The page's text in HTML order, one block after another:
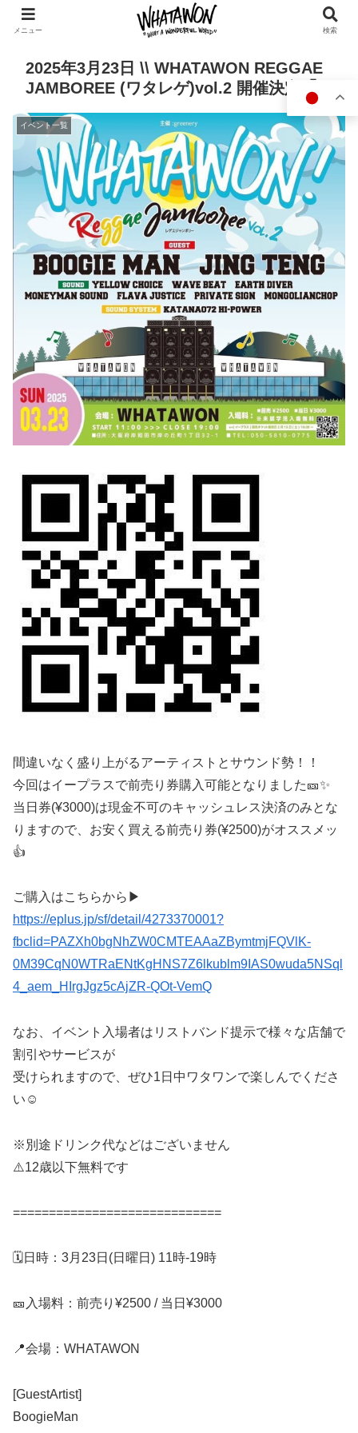
2025年3月23日 \\ WHATAWON REGGAE
JAMBOREE (ワタレゲ)vol.2 開催決定🌈 //
イベント一覧
間違いなく盛り上がるアーティストとサウンド勢！！
今回はイープラスで前売り券購入可能となりました🎫✨
当日券(¥3000)は現金不可のキャッシュレス決済のみとな
りますので、お安く買える前売り券(¥2500)がオススメッ
👍
ご購入はこちらから▶︎
https://eplus.jp/sf/detail/4273370001?
fbclid=PAZXh0bgNhZW0CMTEAAaZBymtmjFQVlK-
0M39CqN0WTRaENtKgHNS7Z6lkublm9IAS0wuda5NSql
4_aem_HIrgJgz5cAjZR-QOt-VemQ
なお、イベント入場者はリストバンド提示で様々な店舗で
割引やサービスが
受けられますので、ぜひ1日中ワタワンで楽しんでくださ
い☺️
※別途ドリンク代などはございません
⚠️12歳以下無料です
=============================
🗓️日時：3月23日(日曜日) 11時-19時
🎫入場料：前売り¥2500 / 当日¥3000
📍会場：WHATAWON
[GuestArtist]
BoogieMan
メニュー 検索